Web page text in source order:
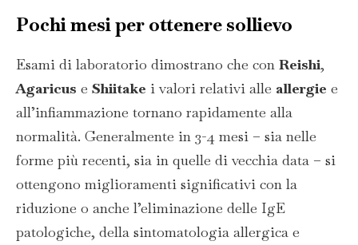
Pochi mesi per ottenere sollievo
Esami di laboratorio dimostrano che con Reishi,
Agaricus e Shiitake i valori relativi alle allergie e
all’infiammazione tornano rapidamente alla
normalità. Generalmente in 3-4 mesi – sia nelle
forme più recenti, sia in quelle di vecchia data – si
ottengono miglioramenti significativi con la
riduzione o anche l’eliminazione delle IgE
patologiche, della sintomatologia allergica e